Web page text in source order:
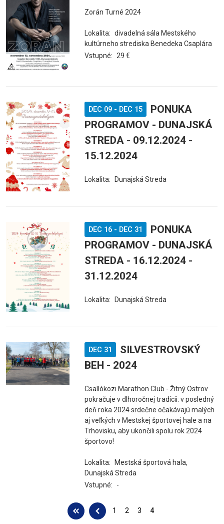
Zorán Turné 2024
Lokalita: divadelná sála Mestského
kultúrneho strediska Benedeka Csaplára
Vstupné: 29 €
DEC 09- DEC 15
PONUKA
PROGRAMOV - DUNAJSKÁ
STREDA - 09.12.2024 -
15.12.2024
Lokalita: Dunajská Streda
DEC 16- DEC 31
PONUKA
PROGRAMOV - DUNAJSKÁ
STREDA - 16.12.2024 -
31.12.2024
Lokalita: Dunajská Streda
DEC 31
SILVESTROVSKÝ
BEH - 2024
Csallóközi Marathon Club - Žitný Ostrov
pokračuje v dlhoročnej tradícii: v posledný
deň roka 2024 srdečne očakávajú malých
aj veľkých v Mestskej športovej hale a na
Trhovisku, aby ukončili spolu rok 2024
športovo!
Lokalita:
Mestská športová hala,
Dunajská Streda
Vstupné:
-
1 2 3 4